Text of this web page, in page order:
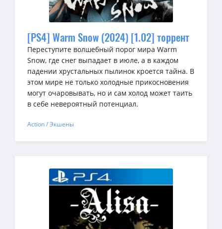
[PS4] Warm Snow (2024) [1.02] торрент
Переступите волшебный порог мира Warm
Snow, где снег выпадает в июле, а в каждом
падении хрустальных пылинок кроется тайна. В
этом мире не только холодные прикосновения
могут очаровывать, но и сам холод может таить
в себе невероятный потенциал.
Action / Экшены